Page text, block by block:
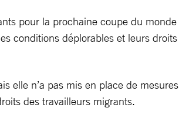
pour la prochaine coupe du monde
conditions déplorables et leurs droits
elle n’a pas mis en place de mesures
des travailleurs migrants.